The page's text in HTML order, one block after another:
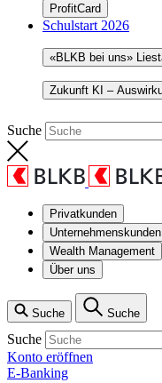
ProfitCard
Schulstart 2026
«BLKB bei uns»
Zukunft KI –
Suche
Privatkunden
Unternehmenskunden
Wealth Management
Über uns
Suche Suche
Suche
Konto eröffnen
E-Banking